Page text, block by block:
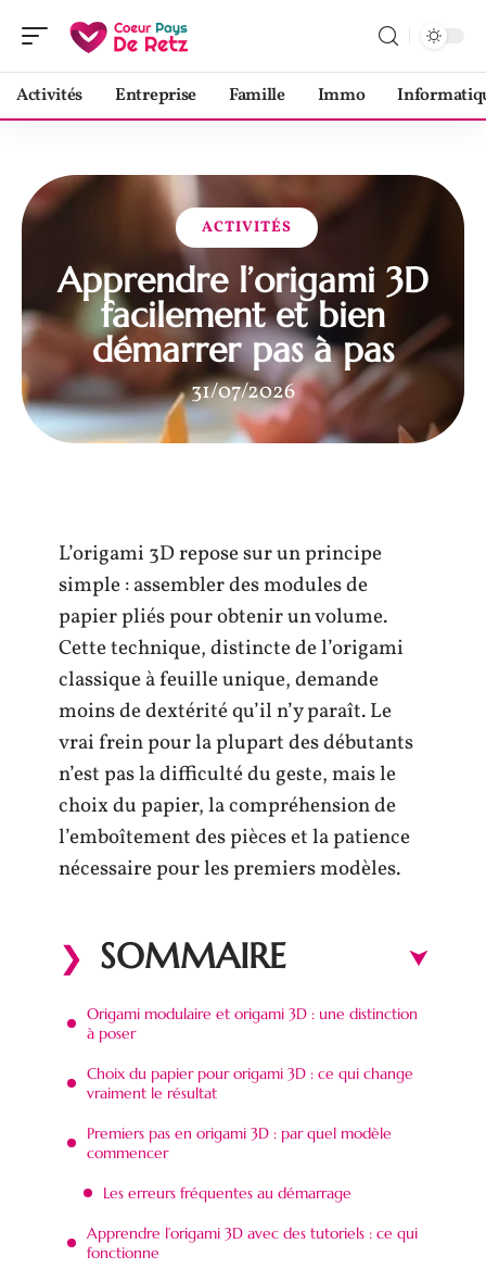
Activités Entreprise Famille Immo
ACTIVITÉS
Apprendre l’origami 3D
facilement et bien
démarrer pas à pas
31/07/2026
L’origami 3D repose sur un principe
simple : assembler des modules de
papier pliés pour obtenir un volume.
Cette technique, distincte de l’origami
classique à feuille unique, demande
moins de dextérité qu’il n’y paraît. Le
vrai frein pour la plupart des débutants
n’est pas la difficulté du geste, mais le
choix du papier, la compréhension de
l’emboîtement des pièces et la patience
nécessaire pour les premiers modèles.
SOMMAIRE
Origami modulaire et origami 3D : une distinction
à poser
Choix du papier pour origami 3D : ce qui change
vraiment le résultat
Premiers pas en origami 3D : par quel modèle
commencer
Les erreurs fréquentes au démarrage
Apprendre l’origami 3D avec des tutoriels : ce qui
fonctionne